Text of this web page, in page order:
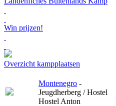
Win prijzen!
Overzicht kampplaatsen
Montenegro -
Jeugdherberg / Hostel
Hostel Anton